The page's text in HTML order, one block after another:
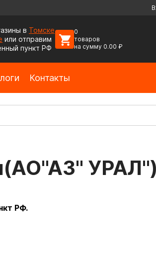
в Томске
или отправим
пункт РФ
0
товаров
на сумму 0.00 ₽
Контакты
УРАЛ")
РФ.